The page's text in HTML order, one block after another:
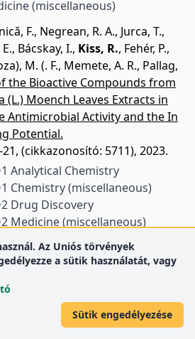
(miscellaneous)
F., Negrean, R. A., Jurca, T.,
, Bácskay, I., Kiss, R., Fehér, P.,
M. (. F., Memete, A. R., Pallag,
the Bioactive Compounds from
(L.) Moench Leaves Extracts in
Antimicrobial Activity and the In
Potential.
21, (cikkazonosító: 5711), 2023.
Analytical Chemistry
Chemistry (miscellaneous)
Drug Discovery
Medicine (miscellaneous)
Molecular Medicine
Organic Chemistry
Physical and Theoretical
Fazekas, L.,Garami, G.,
Az Uniós törvények
a sütik használatát, vagy
Sütik engedélyezése